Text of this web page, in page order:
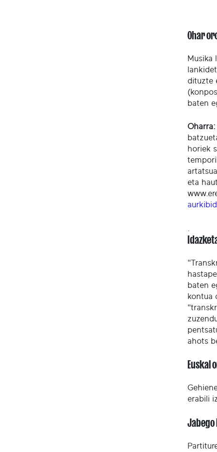
Ohar
Musika
dituzte
baten
Oharra:
horiek
eta
baten
kontua
ahots
Euskal
erabili